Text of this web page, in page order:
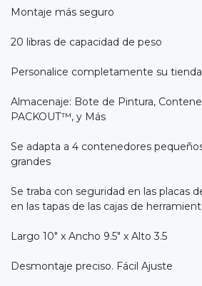
Montaje más seguro
20 libras de capacidad de peso
Personalice completamente su tienda
Almacenaje: Bote de Pintura,
PACKOUT™, y Más
Se adapta a 4 contenedores
grandes
Se traba con seguridad en las placas
en las tapas de las cajas de
Largo 10" x Ancho 9.5" x Alto 3.5
Desmontaje preciso. Fácil Ajuste